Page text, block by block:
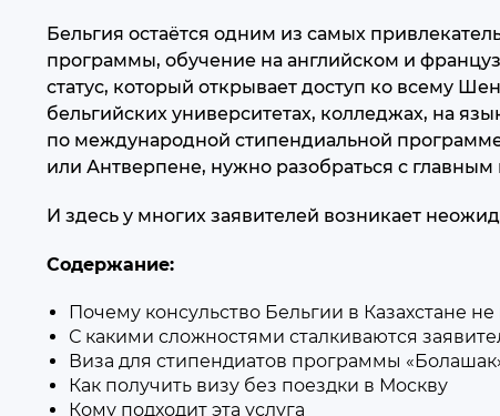
Бельгия остаётся одним из самых
программы, обучение на английском и
статус, который открывает доступ ко всему
бельгийских университетах, колледжах, на
по международной стипендиальной
или Антверпене, нужно разобраться с
И здесь у многих заявителей возникает
Содержание:
Почему консульство Бельгии в Казахстане
С какими сложностями сталкиваются
Виза для стипендиатов программы
Как получить визу без поездки в Москву
Кому подходит эта услуга